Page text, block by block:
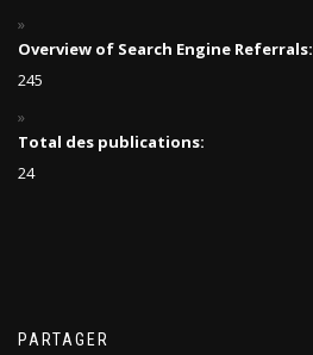
Overview of Search Engine Referrals:
245
Total des publications:
24
PARTAGER